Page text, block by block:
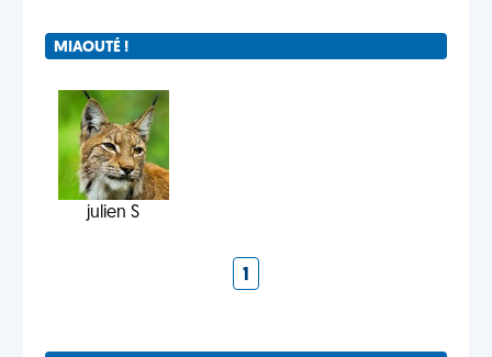
MIAOUTÉ !
julien S
1